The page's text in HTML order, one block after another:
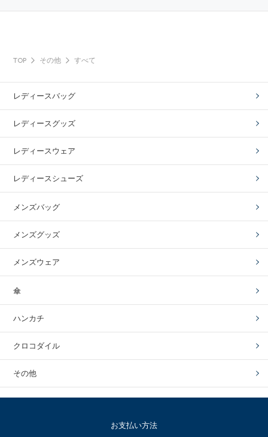
TOP その他 すべて
レディースバッグ
レディースグッズ
レディースウェア
レディースシューズ
メンズバッグ
メンズグッズ
メンズウェア
傘
ハンカチ
クロコダイル
その他
お支払い方法